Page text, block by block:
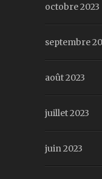
octobre 2023
septembre
août 2023
juillet 2023
juin 2023